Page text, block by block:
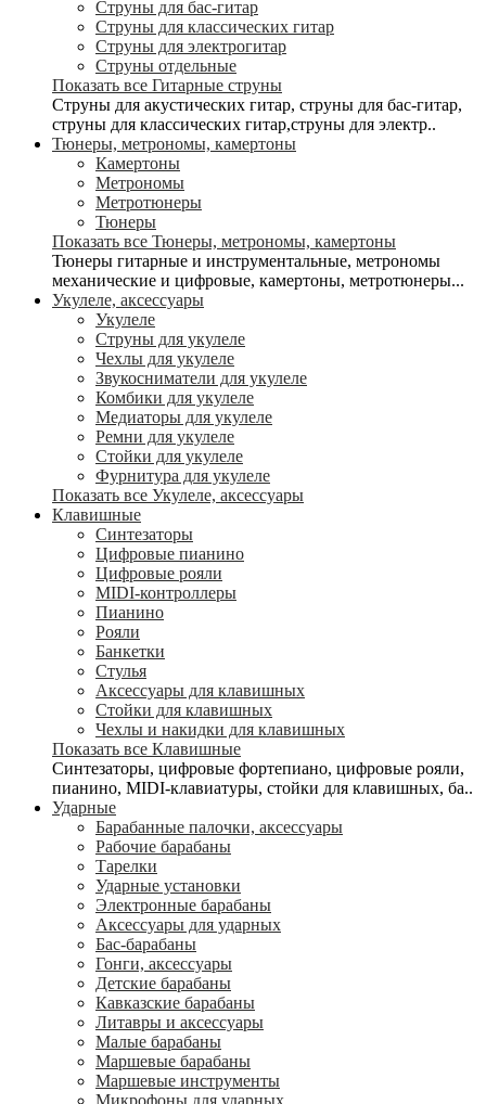
Струны для бас-гитар
Струны для классических гитар
Струны для электрогитар
Струны отдельные
Показать все Гитарные струны
Струны для акустических гитар, струны для бас-гитар,
струны для классических гитар,струны для электр..
Тюнеры, метрономы, камертоны
Камертоны
Метрономы
Метротюнеры
Тюнеры
Показать все Тюнеры, метрономы, камертоны
Тюнеры гитарные и инструментальные, метрономы
механические и цифровые, камертоны, метротюнеры...
Укулеле, аксессуары
Укулеле
Струны для укулеле
Чехлы для укулеле
Звукосниматели для укулеле
Комбики для укулеле
Медиаторы для укулеле
Ремни для укулеле
Стойки для укулеле
Фурнитура для укулеле
Показать все Укулеле, аксессуары
Клавишные
Синтезаторы
Цифровые пианино
Цифровые рояли
MIDI-контроллеры
Пианино
Рояли
Банкетки
Стулья
Аксессуары для клавишных
Стойки для клавишных
Чехлы и накидки для клавишных
Показать все Клавишные
Синтезаторы, цифровые фортепиано, цифровые рояли,
пианино, MIDI-клавиатуры, стойки для клавишных, ба..
Ударные
Барабанные палочки, аксессуары
Рабочие барабаны
Тарелки
Ударные установки
Электронные барабаны
Аксессуары для ударных
Бас-барабаны
Гонги, аксессуары
Детские барабаны
Кавказские барабаны
Литавры и аксессуары
Малые барабаны
Маршевые барабаны
Маршевые инструменты